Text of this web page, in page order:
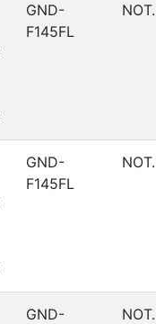
GND-
F145FL
GND-
F145FL
GND-